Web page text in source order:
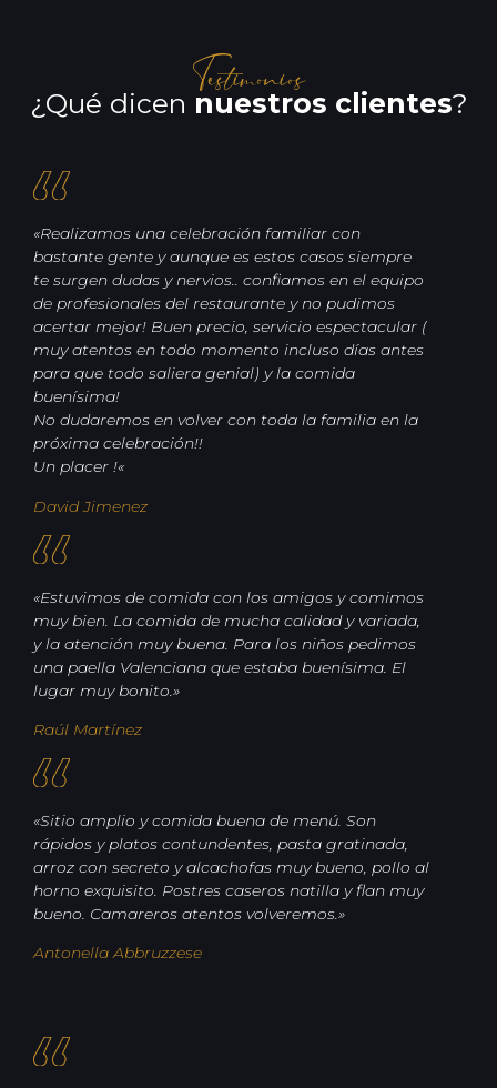
Testimonios
¿Qué dicen nuestros clientes?
«Realizamos una celebración familiar con
bastante gente y aunque es estos casos siempre
te surgen dudas y nervios.. confiamos en el equipo
de profesionales del restaurante y no pudimos
acertar mejor! Buen precio, servicio espectacular (
muy atentos en todo momento incluso días antes
para que todo saliera genial) y la comida
buenísima!
No dudaremos en volver con toda la familia en la
próxima celebración!!
Un placer !«
David Jimenez
«Estuvimos de comida con los amigos y comimos
muy bien. La comida de mucha calidad y variada,
y la atención muy buena. Para los niños pedimos
una paella Valenciana que estaba buenísima. El
lugar muy bonito.»
Raúl Martínez
«Sitio amplio y comida buena de menú. Son
rápidos y platos contundentes, pasta gratinada,
arroz con secreto y alcachofas muy bueno, pollo al
horno exquisito. Postres caseros natilla y flan muy
bueno. Camareros atentos volveremos.»
Antonella Abbruzzese